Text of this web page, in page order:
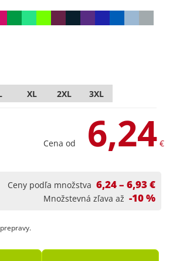
XL 2XL 3XL
Cena od 6,24 €
Ceny podľa množstva 6,24 – 6,93 €
Množstevná zľava až -10 %